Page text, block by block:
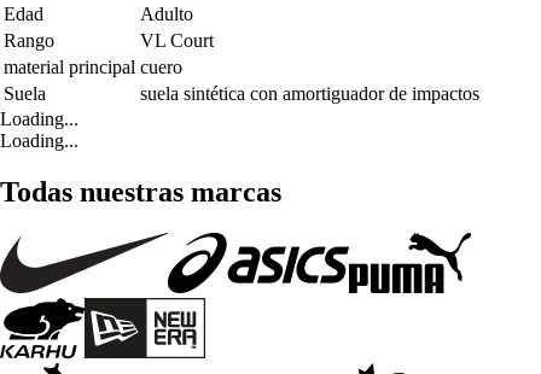
Edad
Adulto
Rango
VL Court
material principal cuero
Suela
suela sintética con amortiguador de impactos
Loading...
Loading...
Todas nuestras marcas